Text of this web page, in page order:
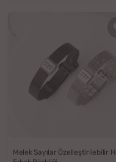
Melek Sayılar Özelleştirilebilir